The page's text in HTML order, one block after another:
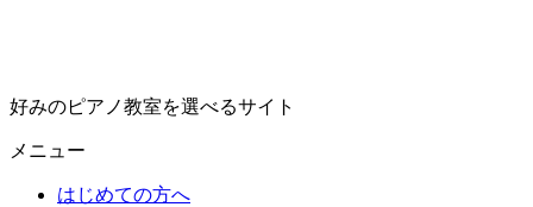
好みのピアノ教室を選べるサイト
メニュー
はじめての方へ